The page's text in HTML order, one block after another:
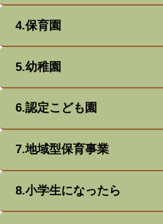
4.保育園
5.幼稚園
6.認定こども園
7.地域型保育事業
8.小学生になったら